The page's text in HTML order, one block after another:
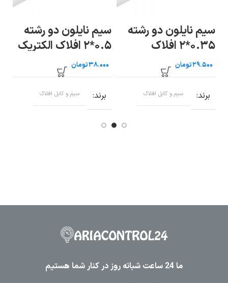
رشته
الکتریک
افلاک
سیم نایلون دو رشته
۱.۵*۲ افلاک الکتریک
خراسان (متری)
برند سیم و کابل افلاک
افلاک الکتریک
برند
ما 24 ساعت شبانه روز در کنار شما هستیم